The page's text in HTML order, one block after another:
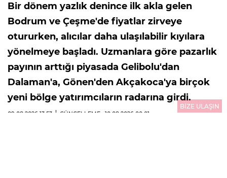
Bir dönem yazlık denince ilk akla gelen
Bodrum ve Çeşme'de fiyatlar zirveye
otururken, alıcılar daha ulaşılabilir kıyılara
yönelmeye başladı. Uzmanlara göre pazarlık
payının arttığı piyasada Gelibolu'dan
Dalaman'a, Gönen'den Akçakoca'ya birçok
yeni bölge yatırımcıların radarına girdi.
09.08.2026 13:53 GÜNCELLEME : 10.08.2026 00:01
BİZE ULAŞIN